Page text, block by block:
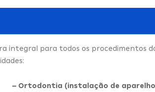
integral para todos os procedimentos
– Ortodontia (instalação de